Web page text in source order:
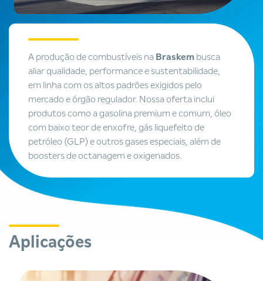
A produção de combustíveis na Braskem busca
aliar qualidade, performance e sustentabilidade,
em linha com os altos padrões exigidos pelo
mercado e órgão regulador. Nossa oferta inclui
produtos como a gasolina premium e comum, óleo
com baixo teor de enxofre, gás liquefeito de
petróleo (GLP) e outros gases especiais, além de
boosters de octanagem e oxigenados.
Aplicações